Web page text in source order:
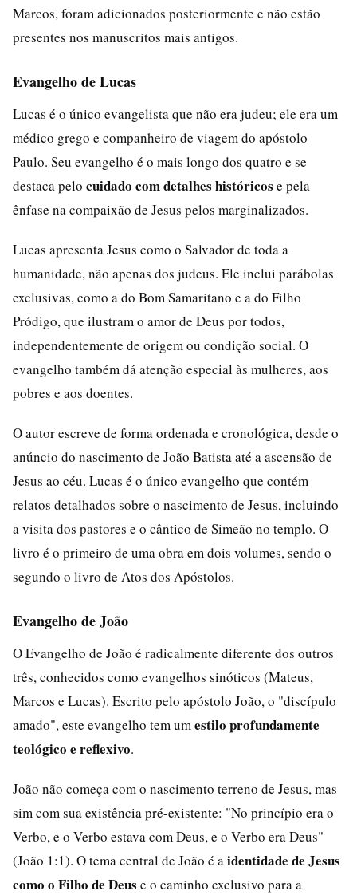
Marcos, foram adicionados posteriormente e não estão
presentes nos manuscritos mais antigos.
Evangelho de Lucas
Lucas é o único evangelista que não era judeu; ele era um
médico grego e companheiro de viagem do apóstolo
Paulo. Seu evangelho é o mais longo dos quatro e se
destaca pelo cuidado com detalhes históricos e pela
ênfase na compaixão de Jesus pelos marginalizados.
Lucas apresenta Jesus como o Salvador de toda a
humanidade, não apenas dos judeus. Ele inclui parábolas
exclusivas, como a do Bom Samaritano e a do Filho
Pródigo, que ilustram o amor de Deus por todos,
independentemente de origem ou condição social. O
evangelho também dá atenção especial às mulheres, aos
pobres e aos doentes.
O autor escreve de forma ordenada e cronológica, desde o
anúncio do nascimento de João Batista até a ascensão de
Jesus ao céu. Lucas é o único evangelho que contém
relatos detalhados sobre o nascimento de Jesus, incluindo
a visita dos pastores e o cântico de Simeão no templo. O
livro é o primeiro de uma obra em dois volumes, sendo o
segundo o livro de Atos dos Apóstolos.
Evangelho de João
O Evangelho de João é radicalmente diferente dos outros
três, conhecidos como evangelhos sinóticos (Mateus,
Marcos e Lucas). Escrito pelo apóstolo João, o "discípulo
amado", este evangelho tem um estilo profundamente
teológico e reflexivo.
João não começa com o nascimento terreno de Jesus, mas
sim com sua existência pré-existente: "No princípio era o
Verbo, e o Verbo estava com Deus, e o Verbo era Deus"
(João 1:1). O tema central de João é a identidade de Jesus
como o Filho de Deus e o caminho exclusivo para a